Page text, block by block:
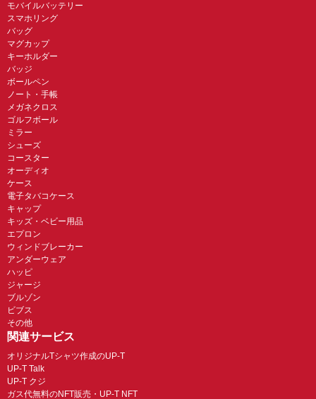
モバイルバッテリー
スマホリング
バッグ
マグカップ
キーホルダー
バッジ
ボールペン
ノート・手帳
メガネクロス
ゴルフボール
ミラー
シューズ
コースター
オーディオ
ケース
電子タバコケース
キャップ
キッズ・ベビー用品
エプロン
ウィンドブレーカー
アンダーウェア
ハッピ
ジャージ
ブルゾン
ビブス
その他
関連サービス
オリジナルTシャツ作成のUP-T
UP-T Talk
UP-T クジ
ガス代無料のNFT販売・UP-T NFT